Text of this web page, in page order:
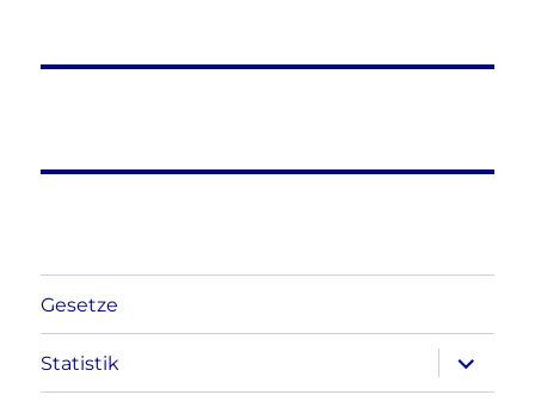
Gesetze
Statistik
anzeigen